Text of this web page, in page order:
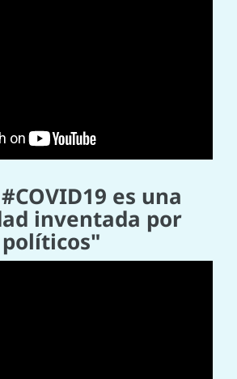
es una
inventada por